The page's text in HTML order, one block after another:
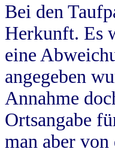
Bei den
Herkunft. Es
eine
angegeben
Annahme
Ortsangabe
man aber